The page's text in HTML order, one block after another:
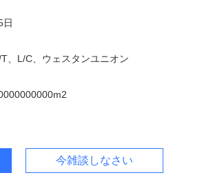
日
、L/C、ウェスタンユニオン
今雑談しなさい